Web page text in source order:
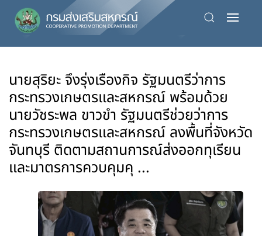
Skip
to
content
นายสุริยะ จึงรุ่งเรืองกิจ รัฐมนตรีว่าการ
กระทรวงเกษตรและสหกรณ์ พร้อมด้วย
นายวัชระพล ขาวขำ รัฐมนตรีช่วยว่าการ
กระทรวงเกษตรและสหกรณ์ ลงพื้นที่จังหวัด
จันทบุรี ติดตามสถานการณ์ส่งออกทุเรียน
และมาตรการควบคุมคุ ...